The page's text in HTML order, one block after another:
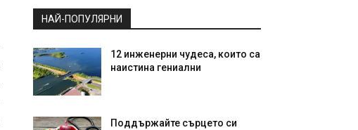
НАЙ-ПОПУЛЯРНИ
12 инженерни чудеса, които са
наистина гениални
Поддържайте сърцето си